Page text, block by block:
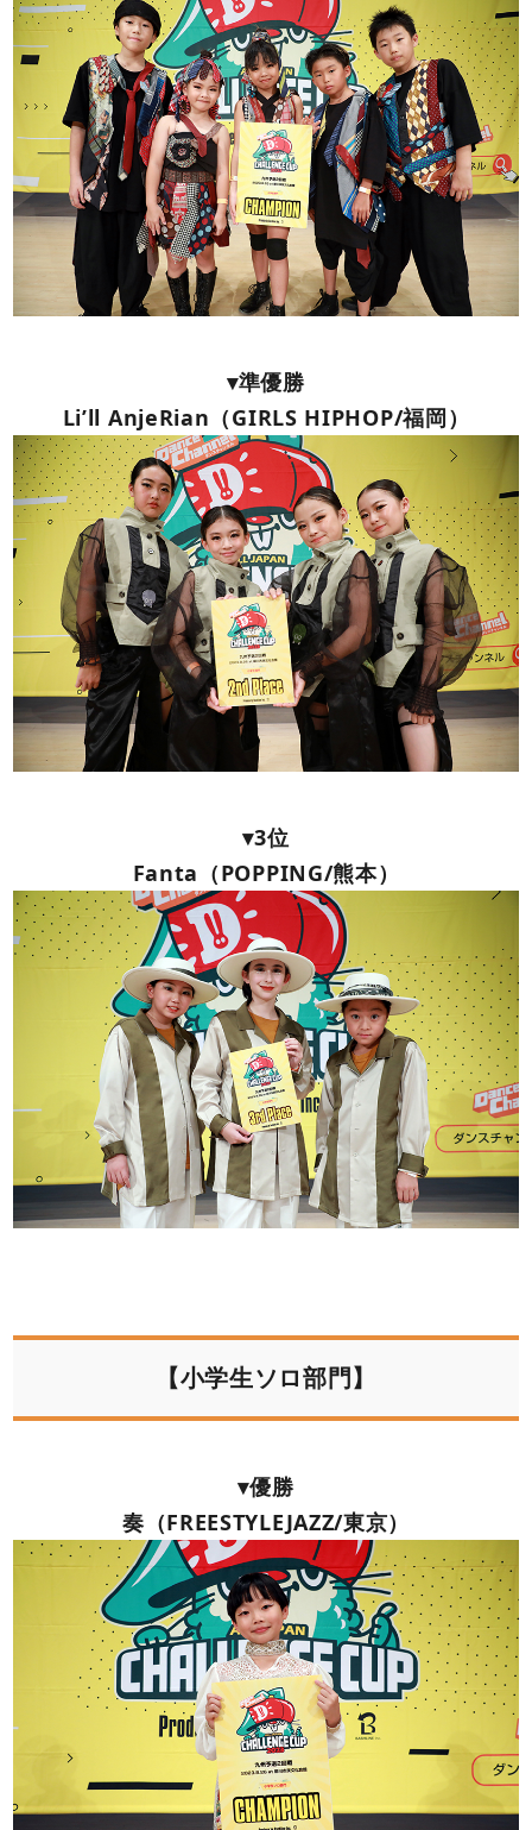
▾準優勝
Li’ll AnjeRian（GIRLS HIPHOP/福岡）
▾3位
Fanta（POPPING/熊本）
【小学生ソロ部門】
▾優勝
奏（FREESTYLEJAZZ/東京）